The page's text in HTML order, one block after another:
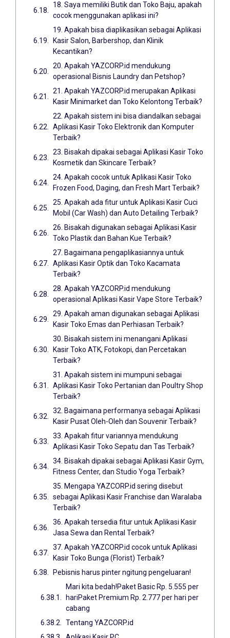
18. Saya memiliki Butik dan Toko Baju, apakah
cocok menggunakan aplikasi ini?
19. Apakah bisa diaplikasikan sebagai Aplikasi
Kasir Salon, Barbershop, dan Klinik
Kecantikan?
20. Apakah YAZCORP.id mendukung
operasional Bisnis Laundry dan Petshop?
21. Apakah YAZCORP.id merupakan Aplikasi
Kasir Minimarket dan Toko Kelontong Terbaik?
22. Apakah sistem ini bisa diandalkan sebagai
Aplikasi Kasir Toko Elektronik dan Komputer
Terbaik?
23. Bisakah dipakai sebagai Aplikasi Kasir Toko
Kosmetik dan Skincare Terbaik?
24. Apakah cocok untuk Aplikasi Kasir Toko
Frozen Food, Daging, dan Fresh Mart Terbaik?
25. Apakah ada fitur untuk Aplikasi Kasir Cuci
Mobil (Car Wash) dan Auto Detailing Terbaik?
26. Bisakah digunakan sebagai Aplikasi Kasir
Toko Plastik dan Bahan Kue Terbaik?
27. Bagaimana pengaplikasiannya untuk
Aplikasi Kasir Optik dan Toko Kacamata
Terbaik?
28. Apakah YAZCORP.id mendukung
operasional Aplikasi Kasir Vape Store Terbaik?
29. Apakah aman digunakan sebagai Aplikasi
Kasir Toko Emas dan Perhiasan Terbaik?
30. Bisakah sistem ini menangani Aplikasi
Kasir Toko ATK, Fotokopi, dan Percetakan
Terbaik?
31. Apakah sistem ini mumpuni sebagai
Aplikasi Kasir Toko Pertanian dan Poultry Shop
Terbaik?
32. Bagaimana performanya sebagai Aplikasi
Kasir Pusat Oleh-Oleh dan Souvenir Terbaik?
33. Apakah fitur variannya mendukung
Aplikasi Kasir Toko Sepatu dan Tas Terbaik?
34. Bisakah dipakai sebagai Aplikasi Kasir Gym,
Fitness Center, dan Studio Yoga Terbaik?
35. Mengapa YAZCORP.id sering disebut
sebagai Aplikasi Kasir Franchise dan Waralaba
Terbaik?
36. Apakah tersedia fitur untuk Aplikasi Kasir
Jasa Sewa dan Rental Terbaik?
37. Apakah YAZCORP.id cocok untuk Aplikasi
Kasir Toko Bunga (Florist) Terbaik?
Pebisnis harus pinter ngitung pengeluaran!
Mari kita bedah!Paket Basic Rp. 5.555 per
hariPaket Premium Rp. 2.777 per hari per
cabang
Tentang YAZCORP.id